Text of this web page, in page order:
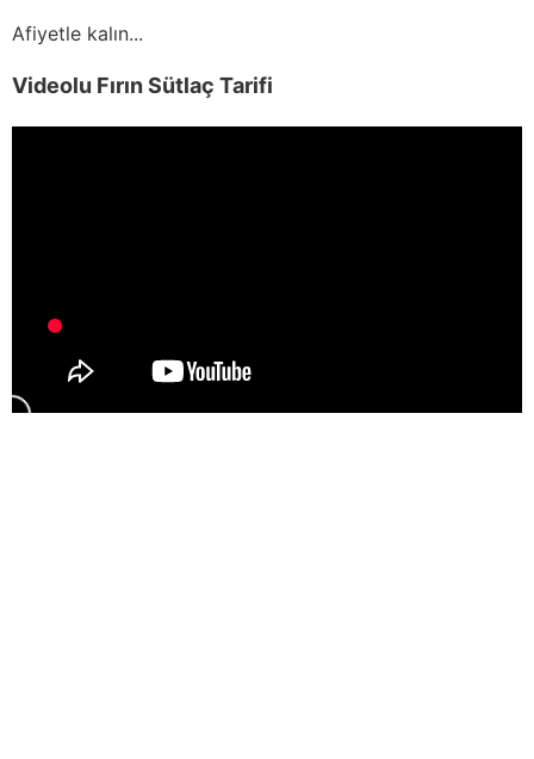
Afiyetle kalın...
Videolu Fırın Sütlaç Tarifi